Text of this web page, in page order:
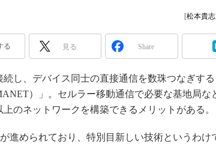
日本ものづくりワールド
AUTOMOTIVE WORLD
無償設計ツール
3Dプリンタ
デジタルツインとCAE
S＆OP
インダストリー4.0
イノベーション
[松本貴志
る 見る Share
し、デバイス同士の直接通信を数珠つなぎする
）」。セルラー移動通信で必要な基地局な
のネットワークを構築できるメリットがある。
進められており、特別目新しい技術というわけ